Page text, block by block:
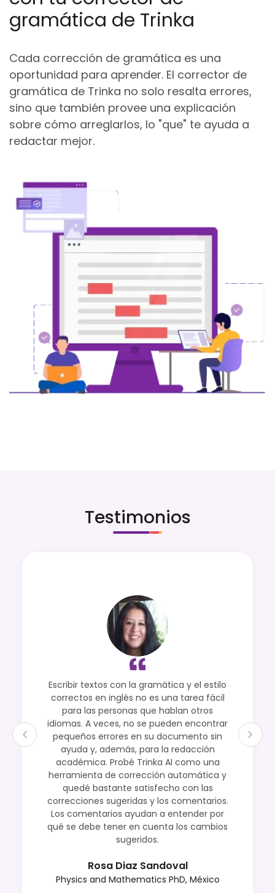
gramática de Trinka
Cada corrección de gramática es una
oportunidad para aprender. El corrector de
gramática de Trinka no solo resalta errores,
sino que también provee una explicación
sobre cómo arreglarlos, lo "que" te ayuda a
redactar mejor.
Testimonios
Escribir textos con la gramática y el estilo
correctos en inglés no es una tarea fácil
para las personas que hablan otros
idiomas. A veces, no se pueden encontrar
pequeños errores en su documento sin
ayuda y, además, para la redacción
académica. Probé Trinka AI como una
herramienta de corrección automática y
quedé bastante satisfecho con las
correcciones sugeridas y los comentarios.
Los comentarios ayudan a entender por
qué se debe tener en cuenta los cambios
sugeridos.
Rosa Diaz Sandoval
Physics and Mathematics PhD, México